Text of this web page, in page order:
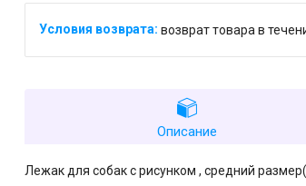
возврат товара в
Описание
Лежак для собак с рисунком , средний